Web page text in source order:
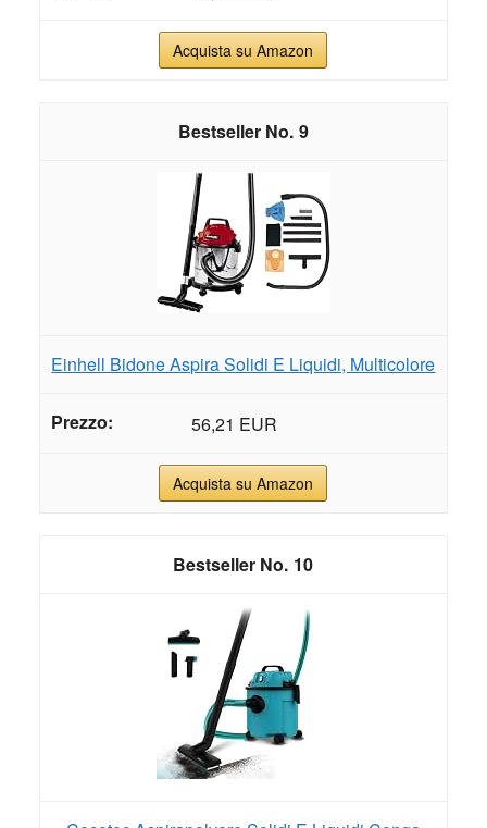
Acquista su Amazon
9
Einhell Bidone Aspira Solidi E Liquidi, Multicolore
56,21 EUR
Acquista su Amazon
10